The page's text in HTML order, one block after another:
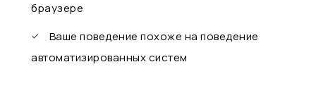
браузере
Ваше поведение похоже на поведение
автоматизированных систем